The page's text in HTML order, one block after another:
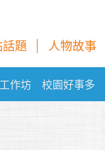
題 人物故事
作坊 校園好事多